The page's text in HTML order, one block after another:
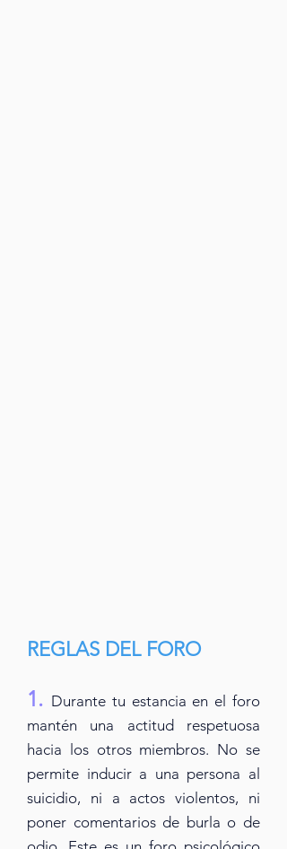
REGLAS DEL FORO
1. Durante tu estancia en el foro
mantén una actitud respetuosa
hacia los otros miembros. No se
permite inducir a una persona al
suicidio, ni a actos violentos, ni
poner comentarios de burla o de